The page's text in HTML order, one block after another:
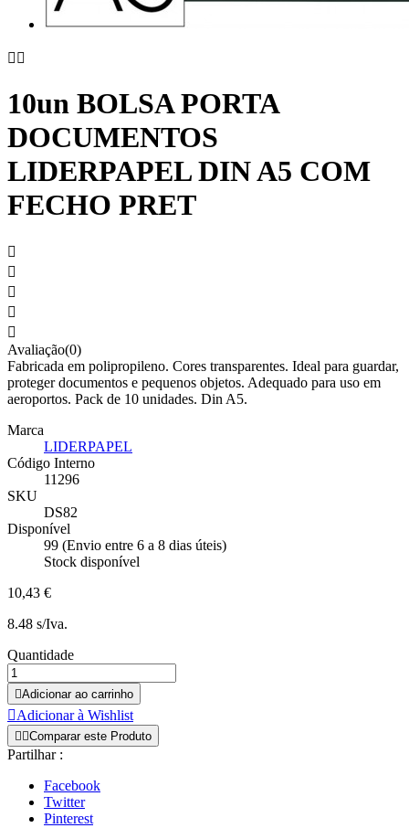
 
10un BOLSA PORTA
DOCUMENTOS
LIDERPAPEL DIN A5 COM
FECHO PRET





Avaliação(0)
Fabricada em polipropileno. Cores transparentes. Ideal para guardar,
proteger documentos e pequenos objetos. Adequado para uso em
aeroportos. Pack de 10 unidades. Din A5.
Marca
LIDERPAPEL
Código Interno
11296
SKU
DS82
Disponível
99 (Envio entre 6 a 8 dias úteis)
Stock disponível
10,43 €
8.48 s/Iva.
Quantidade
Adicionar ao carrinho
Adicionar à Wishlist
 Comparar este Produto
Partilhar :
Facebook
Twitter
Pinterest